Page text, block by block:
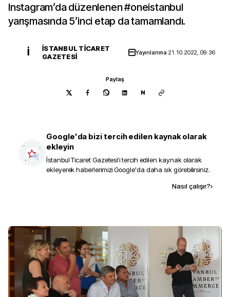
Instagram’da düzenlenen #oneistanbul
yarışmasında 5’inci etap da tamamlandı.
İ
İSTANBUL TICARET
GAZETESI
Yayınlanma 21.10.2022, 09:36
Paylaş
N
Google'da bizi tercih edilen kaynak olarak
ekleyin
İstanbul Ticaret Gazetesi'i tercih edilen kaynak olarak
ekleyerek haberlerimizi Google'da daha sık görebilirsiniz.
Nasıl çalışır?›